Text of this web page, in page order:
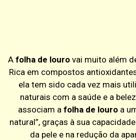
A folha de lourovai muito além
Rica em compostos
ela tem sido cada vez mais
naturais com a saúde e a
associam a folha de louro a
natural”, graças à sua
da pele e na redução da